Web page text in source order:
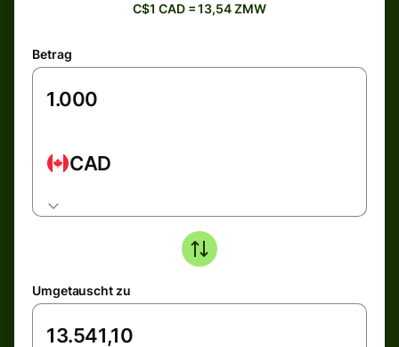
C$1 CAD = 13,54 ZMW
Betrag
CAD
Umgetauscht zu